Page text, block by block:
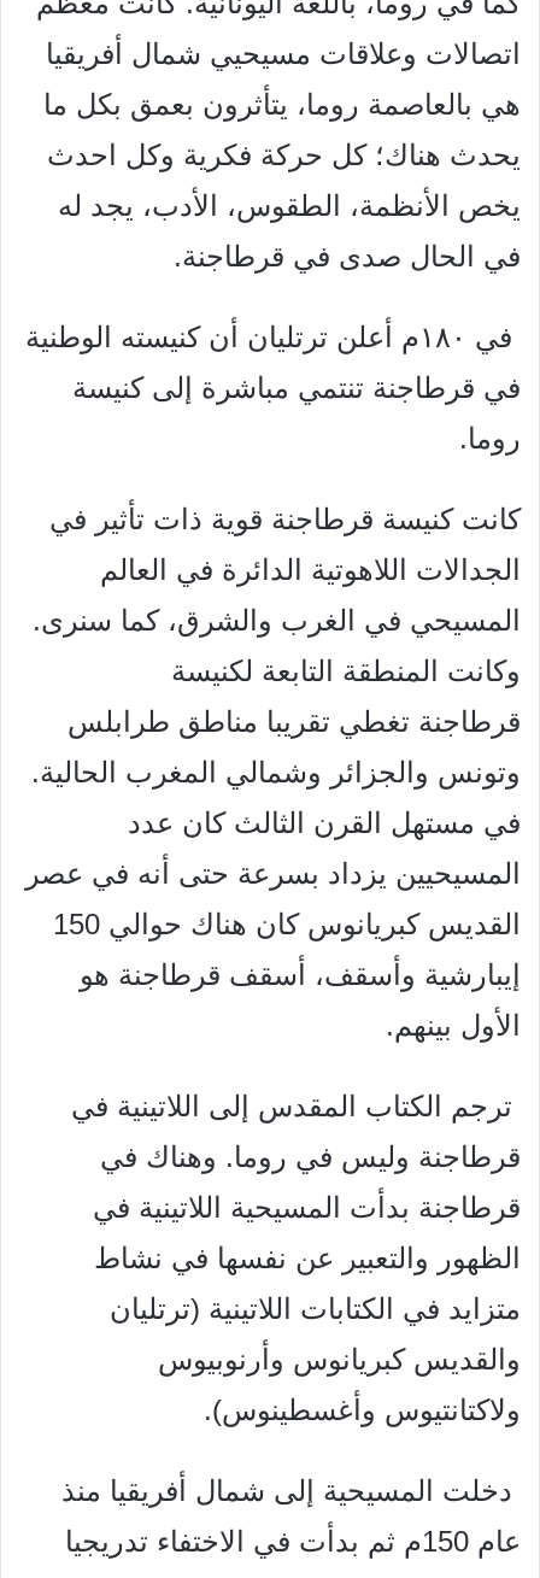
اتصالات وعلاقات مسيحيي شمال أفريقيا
هي بالعاصمة روما، يتأثرون بعمق بكل ما
يحدث هناك؛ كل حركة فكرية وكل احدث
يخص الأنظمة، الطقوس، الأدب، يجد له
في الحال صدى في قرطاجنة.
في ۱۸۰م أعلن ترتليان أن كنيسته الوطنية
في قرطاجنة تنتمي مباشرة إلى كنيسة
روما.
كانت كنيسة قرطاجنة قوية ذات تأثير في
الجدالات اللاهوتية الدائرة في العالم
المسيحي في الغرب والشرق، كما سنرى.
وكانت المنطقة التابعة لكنيسة
قرطاجنة تغطي تقريبا مناطق طرابلس
وتونس والجزائر وشمالي المغرب الحالية.
في مستهل القرن الثالث كان عدد
المسيحيين يزداد بسرعة حتى أنه في عصر
القديس
كبريانوس كان هناك حوالي 150
إيبارشية وأسقف، أسقف قرطاجنة هو
الأول بينهم.
ترجم الكتاب المقدس إلى اللاتينية في
قرطاجنة وليس في روما. وهناك في
قرطاجنة بدأت المسيحية اللاتينية في
الظهور والتعبير عن نفسها في نشاط
متزايد في الكتابات اللاتينية (ترتليان
والقديس كبريانوس وأرنوبيوس
ولاكتانتيوس وأغسطينوس).
دخلت المسيحية إلى شمال أفريقيا منذ
عام 150م ثم بدأت في الاختفاء تدريجيا